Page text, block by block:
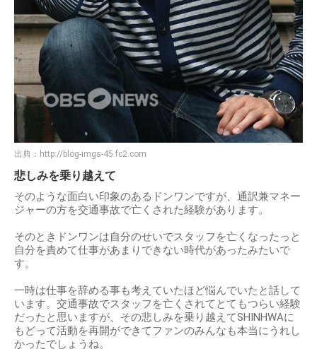
出典： http://blog-imgs-45.fc2.com
悲しみを乗り越えて
そのような面白い印象のあるドンワンですが、通訳兼マネー
ジャーの方を交通事故で亡くされた経験があります。
そのときドンワンは自分のせいでスタッフを亡くなったっと
自分を責めて仕事があまりできない時代があったみたいで
す。
一時は仕事を辞める事も考えていたほど悩んでいたと話して
います。交通事故でスタッフを亡くされてとてもつらい経験
だったと思いますが、その悲しみを乗り越えてSHINHWAに
もどって活動を再開ができてファンのみんなも本当にうれし
かったでしょうね。